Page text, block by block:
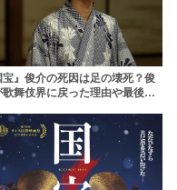
宝』俊介の死因は足の壊死？俊
舞伎界に戻った理由や最後の